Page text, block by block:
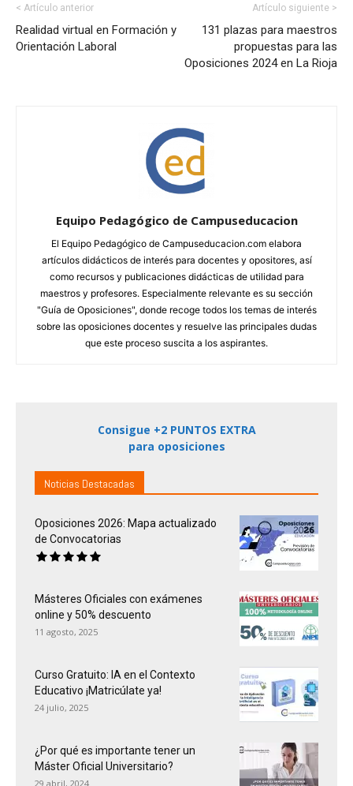
< Artículo anterior
Realidad virtual en Formación y
Orientación Laboral
Artículo siguiente >
131 plazas para maestros
propuestas para las
Oposiciones 2024 en La Rioja
Equipo Pedagógico de Campuseducacion
El Equipo Pedagógico de Campuseducacion.com elabora
artículos didácticos de interés para docentes y opositores, así
como recursos y publicaciones didácticas de utilidad para
maestros y profesores. Especialmente relevante es su sección
"Guía de Oposiciones", donde recoge todos los temas de interés
sobre las oposiciones docentes y resuelve las principales dudas
que este proceso suscita a los aspirantes.
Consigue +2 PUNTOS EXTRA
para oposiciones
Noticias Destacadas
Oposiciones 2026: Mapa actualizado
de Convocatorias
Másteres Oficiales con exámenes
online y 50% descuento
11 agosto, 2025
Curso Gratuito: IA en el Contexto
Educativo ¡Matricúlate ya!
24 julio, 2025
¿Por qué es importante tener un
Máster Oficial Universitario?
29 abril, 2024